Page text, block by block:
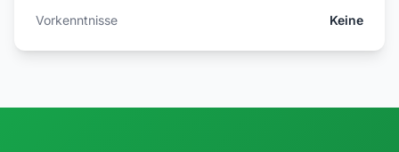
Vorkenntnisse
Keine